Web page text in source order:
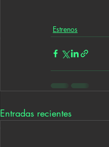
Estrenos
Entradas recientes